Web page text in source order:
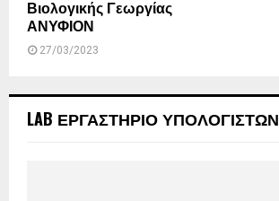
Βιολογικής Γεωργίας
ΑΝΥΦΙΟΝ
27/03/2023
LAB ΕΡΓΑΣΤΗΡΙΟ ΥΠΟΛΟΓΙΣΤΩΝ